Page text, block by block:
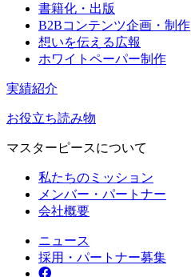
書籍化・出版
B2Bコンテンツ企画・制作
想いを伝える広報
ホワイトペーパー制作
実績紹介
お役立ち読み物
マスターピースについて
私たちのミッション
メンバー・パートナー
会社概要
ニュース
採用・パートナー募集